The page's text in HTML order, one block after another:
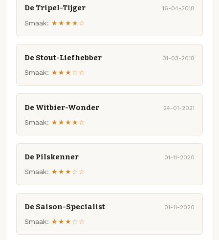
De Tripel-Tijger 16-04-2018
Smaak: ★★★★☆
De Stout-Liefhebber 31-03-2018
Smaak: ★★★☆☆
De Witbier-Wonder 24-01-2021
Smaak: ★★★★☆
De Pilskenner 01-11-2020
Smaak: ★★★☆☆
De Saison-Specialist 01-11-2020
Smaak: ★★★☆☆